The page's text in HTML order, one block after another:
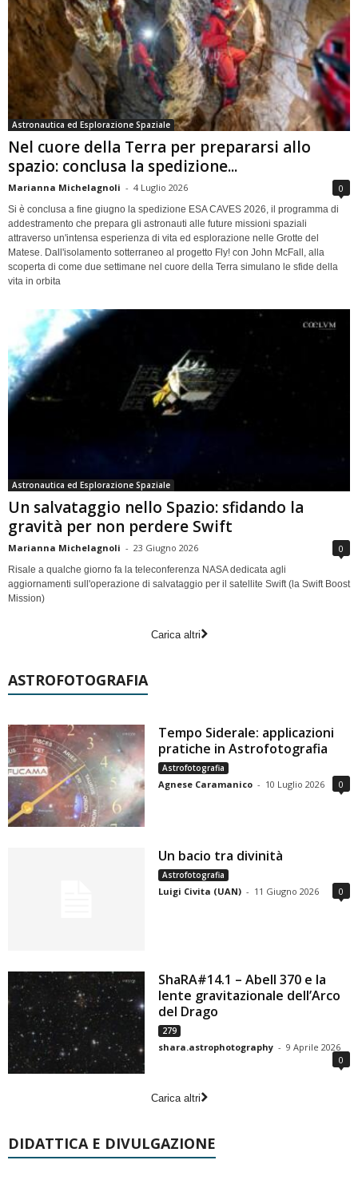
Astronautica ed Esplorazione Spaziale
Nel cuore della Terra per prepararsi allo
spazio: conclusa la spedizione...
Marianna Michelagnoli - 4 Luglio 2026 0
Si è conclusa a fine giugno la spedizione ESA CAVES 2026, il programma di
addestramento che prepara gli astronauti alle future missioni spaziali
attraverso un'intensa esperienza di vita ed esplorazione nelle Grotte del
Matese. Dall'isolamento sotterraneo al progetto Fly! con John McFall, alla
scoperta di come due settimane nel cuore della Terra simulano le sfide della
vita in orbita
Astronautica ed Esplorazione Spaziale
Un salvataggio nello Spazio: sfidando la
gravità per non perdere Swift
Marianna Michelagnoli - 23 Giugno 2026 0
Risale a qualche giorno fa la teleconferenza NASA dedicata agli
aggiornamenti sull'operazione di salvataggio per il satellite Swift (la Swift Boost
Mission)
Carica altri
ASTROFOTOGRAFIA
Tempo Siderale: applicazioni
pratiche in Astrofotografia
Astrofotografia
Agnese Caramanico - 10 Luglio 2026 0
Un bacio tra divinità
Astrofotografia
Luigi Civita (UAN) - 11 Giugno 2026 0
ShaRA#14.1 – Abell 370 e la
lente gravitazionale dell’Arco
del Drago
279
shara.astrophotography - 9 Aprile 2026
0
Carica altri
DIDATTICA E DIVULGAZIONE